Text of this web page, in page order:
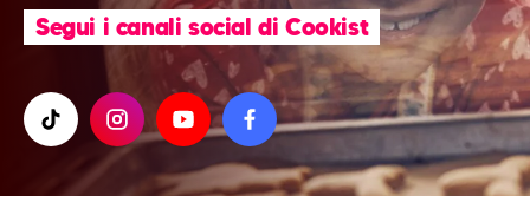
Segui i canali social di Cookist